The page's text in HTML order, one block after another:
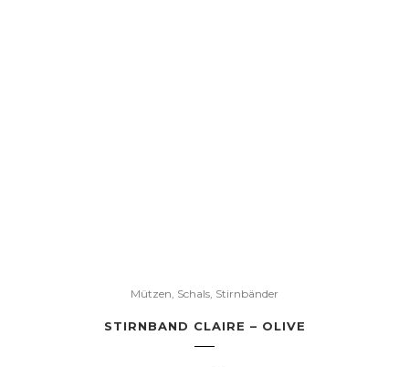
Produkt
weist
Mützen, Schals, Stirnbänder
STIRNBAND CLAIRE – OLIVE